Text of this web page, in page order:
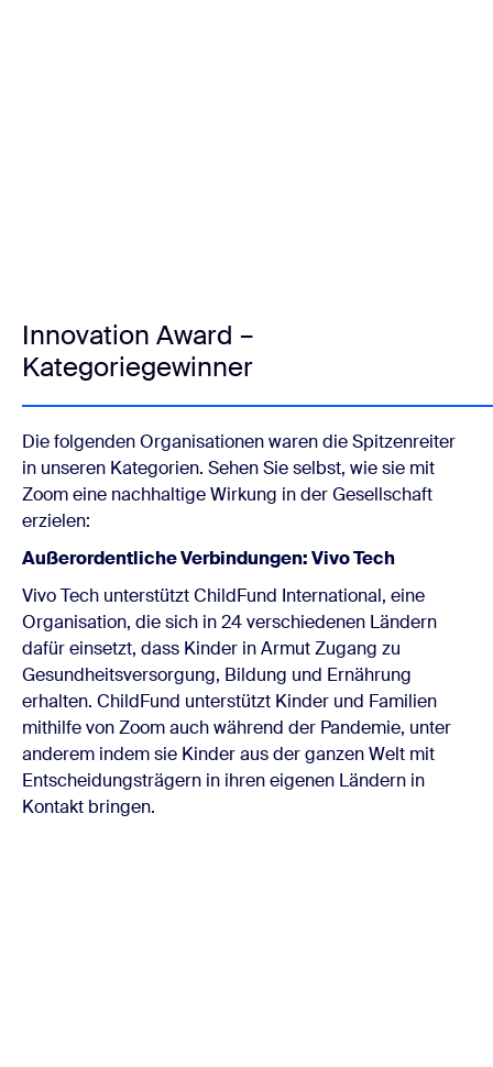
Innovation Award –
Kategoriegewinner
Die folgenden Organisationen waren die Spitzenreiter
in unseren Kategorien. Sehen Sie selbst, wie sie mit
Zoom eine nachhaltige Wirkung in der Gesellschaft
erzielen:
Außerordentliche Verbindungen: Vivo Tech
Vivo Tech unterstützt ChildFund International, eine
Organisation, die sich in 24 verschiedenen Ländern
dafür einsetzt, dass Kinder in Armut Zugang zu
Gesundheitsversorgung, Bildung und Ernährung
erhalten. ChildFund unterstützt Kinder und Familien
mithilfe von Zoom auch während der Pandemie, unter
anderem indem sie Kinder aus der ganzen Welt mit
Entscheidungsträgern in ihren eigenen Ländern in
Kontakt bringen.